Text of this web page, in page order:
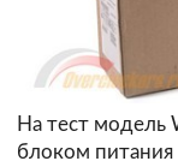
На тест модель
блоком